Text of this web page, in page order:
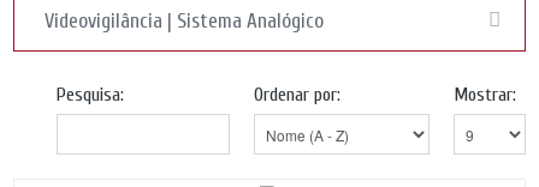
Videovigilância | Sistema Analógico
Mostrar:
Ordenar por:
Pesquisa: